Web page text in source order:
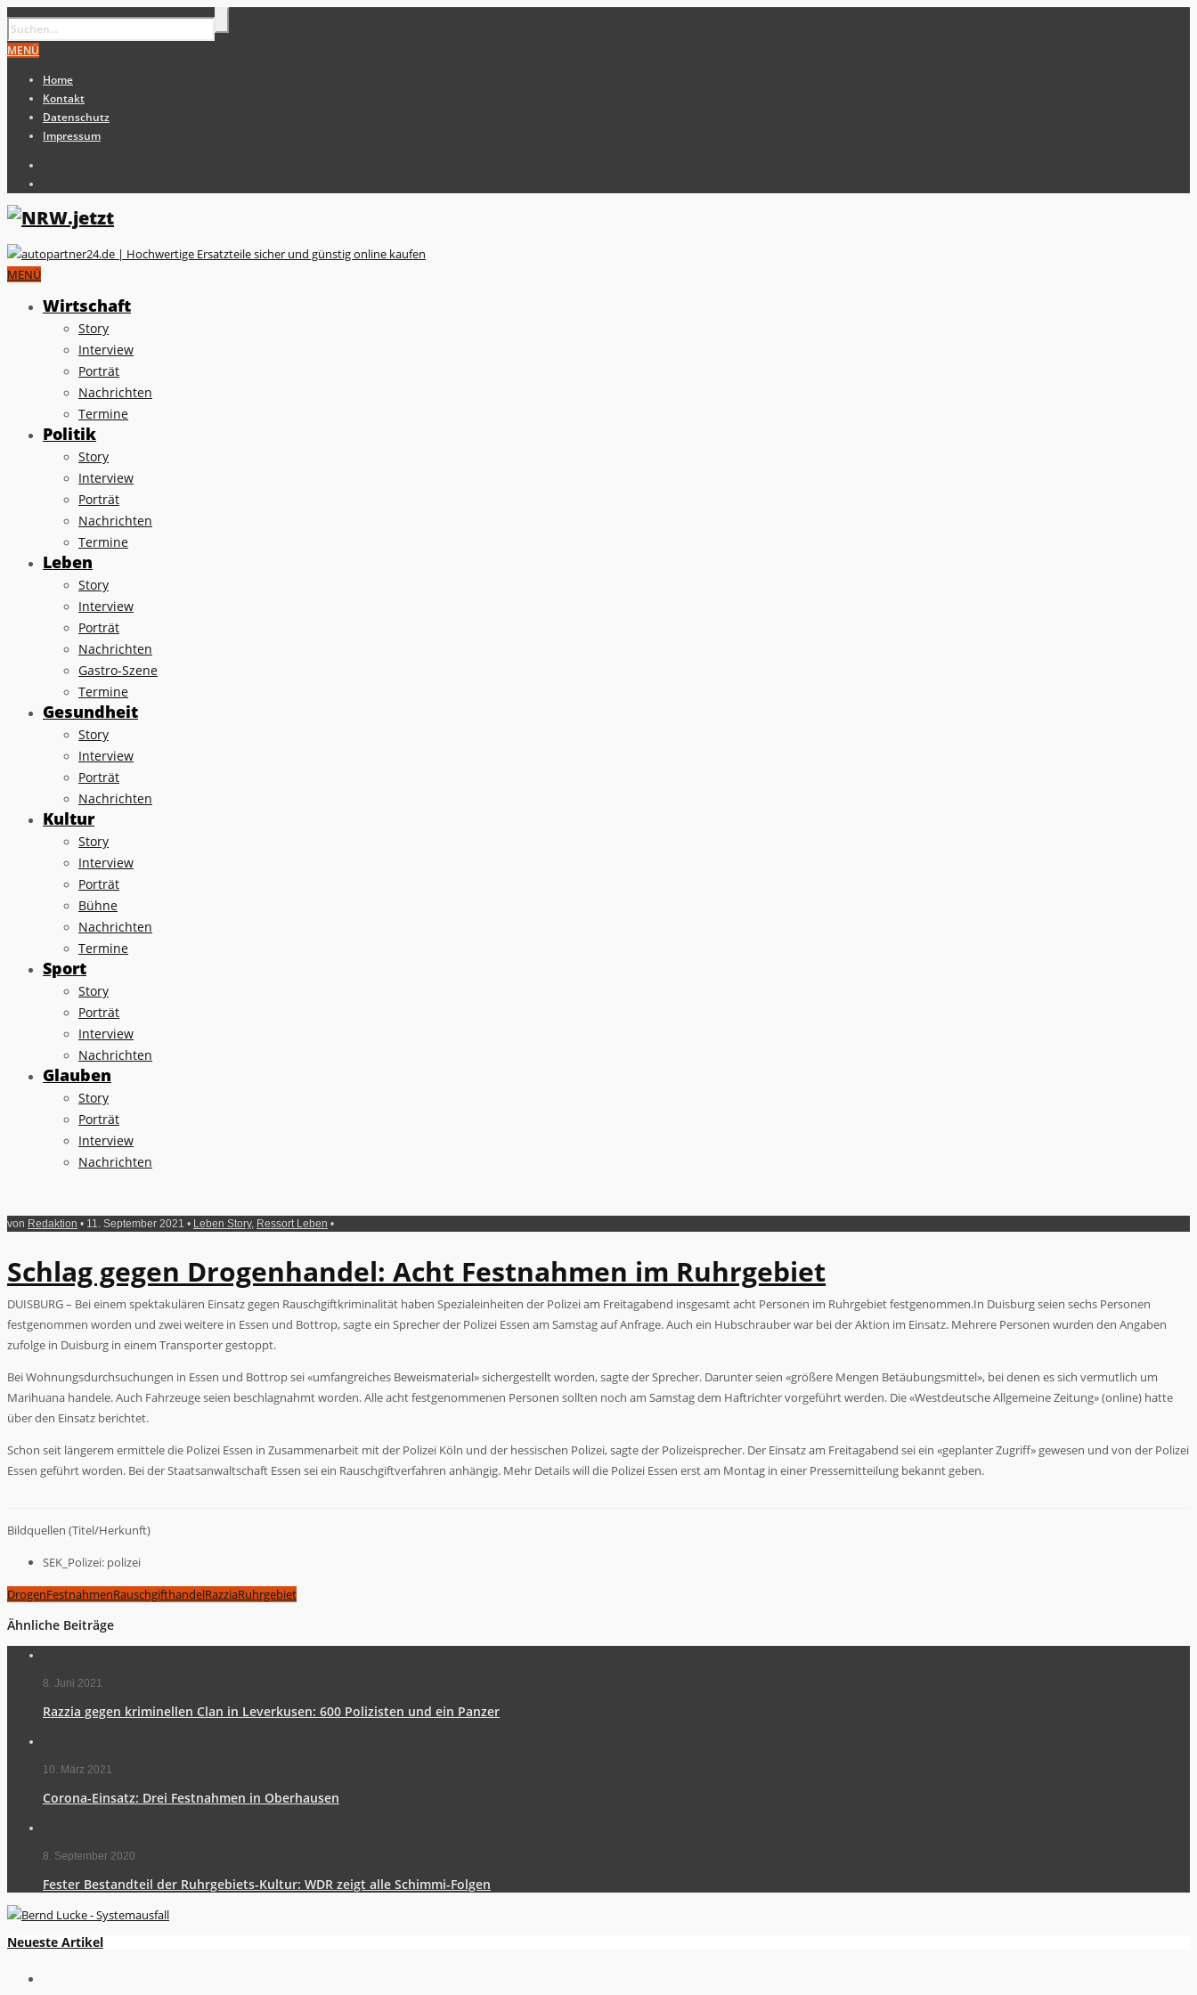
MENÜ
Home
Kontakt
Datenschutz
Impressum
MENÜ
Wirtschaft
Story
Interview
Porträt
Nachrichten
Termine
Politik
Story
Interview
Porträt
Nachrichten
Termine
Leben
Story
Interview
Porträt
Nachrichten
Gastro-Szene
Termine
Gesundheit
Story
Interview
Porträt
Nachrichten
Kultur
Story
Interview
Porträt
Bühne
Nachrichten
Termine
Sport
Story
Porträt
Interview
Nachrichten
Glauben
Story
Porträt
Interview
Nachrichten
von Redaktion • 11. September 2021 • Leben Story, Ressort Leben •
Schlag gegen Drogenhandel: Acht Festnahmen im Ruhrgebiet
DUISBURG – Bei einem spektakulären Einsatz gegen Rauschgiftkriminalität haben Spezialeinheiten der Polizei am Freitagabend insgesamt acht Personen im Ruhrgebiet festgenommen.In Duisburg seien sechs Personen
festgenommen worden und zwei weitere in Essen und Bottrop, sagte ein Sprecher der Polizei Essen am Samstag auf Anfrage. Auch ein Hubschrauber war bei der Aktion im Einsatz. Mehrere Personen wurden den Angaben
zufolge in Duisburg in einem Transporter gestoppt.
Bei Wohnungsdurchsuchungen in Essen und Bottrop sei «umfangreiches Beweismaterial» sichergestellt worden, sagte der Sprecher. Darunter seien «größere Mengen Betäubungsmittel», bei denen es sich vermutlich um
Marihuana handele. Auch Fahrzeuge seien beschlagnahmt worden. Alle acht festgenommenen Personen sollten noch am Samstag dem Haftrichter vorgeführt werden. Die «Westdeutsche Allgemeine Zeitung» (online) hatte
über den Einsatz berichtet.
Schon seit längerem ermittele die Polizei Essen in Zusammenarbeit mit der Polizei Köln und der hessischen Polizei, sagte der Polizeisprecher. Der Einsatz am Freitagabend sei ein «geplanter Zugriff» gewesen und von der Polizei
Essen geführt worden. Bei der Staatsanwaltschaft Essen sei ein Rauschgiftverfahren anhängig. Mehr Details will die Polizei Essen erst am Montag in einer Pressemitteilung bekannt geben.
Bildquellen (Titel/Herkunft)
SEK_Polizei: polizei
DrogenFestnahmenRauschgifthandelRazziaRuhrgebiet
Ähnliche Beiträge
8. Juni 2021
Razzia gegen kriminellen Clan in Leverkusen: 600 Polizisten und ein Panzer
10. März 2021
Corona-Einsatz: Drei Festnahmen in Oberhausen
8. September 2020
Fester Bestandteil der Ruhrgebiets-Kultur: WDR zeigt alle Schimmi-Folgen
Neueste Artikel